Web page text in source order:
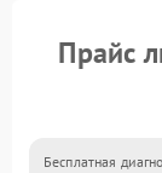
Прайс
Бесплатная